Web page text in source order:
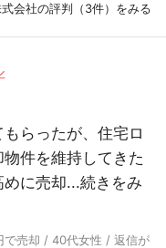
会社の評判（3件）をみる
らったが、住宅ロ
件を維持してきた
めに売却...続きをみ
で売却 / 40代女性 / 返信が